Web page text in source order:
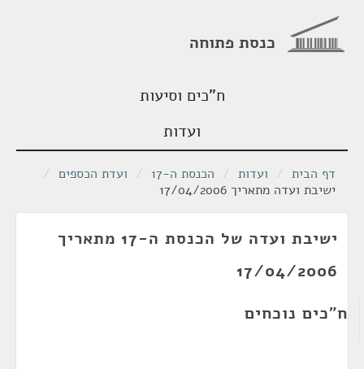
כנסת פתוחה
ח"כים וסיעות
ועדות
דף הבית / ועדות / הכנסת ה-17 / ועדת הכספים /
ישיבת ועדה מתאריך 17/04/2006
ישיבת ועדה של הכנסת ה-17 מתאריך
17/04/2006
ח"כים נוכחים